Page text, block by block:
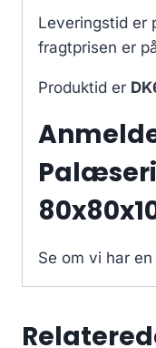
Leveringstid er
fragtprisen er
Produktid er
Se om vi har en